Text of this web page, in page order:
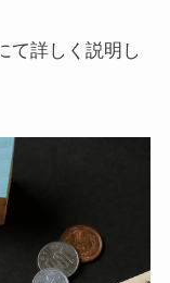
て詳しく説明し